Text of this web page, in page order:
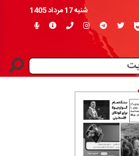
شنبه 17 مرداد 1405